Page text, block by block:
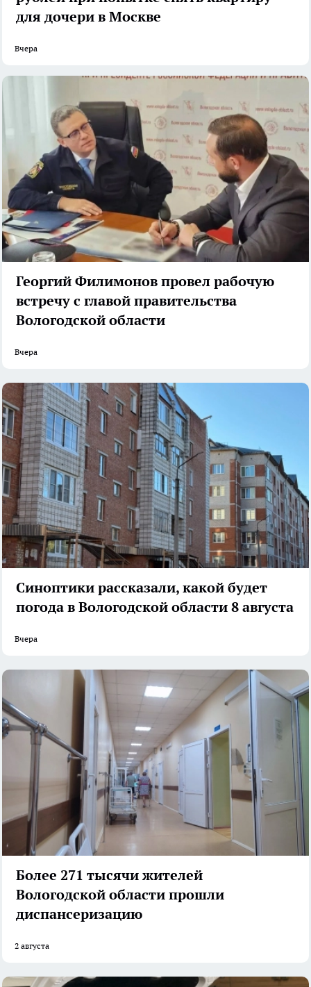
для дочери в Москве
Вчера
Георгий Филимонов провел рабочую
встречу с главой правительства
Вологодской области
Вчера
Синоптики рассказали, какой будет
погода в Вологодской области 8 августа
Вчера
Более 271 тысячи жителей
Вологодской области прошли
диспансеризацию
2 августа